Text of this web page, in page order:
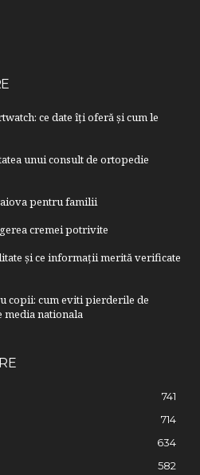
ce date îți oferă și cum le
unui consult de ortopedie
pentru familii
cremei potrivite
și ce informații merită verificate
copii: cum eviti pierderile de
media nationala
741
714
634
582